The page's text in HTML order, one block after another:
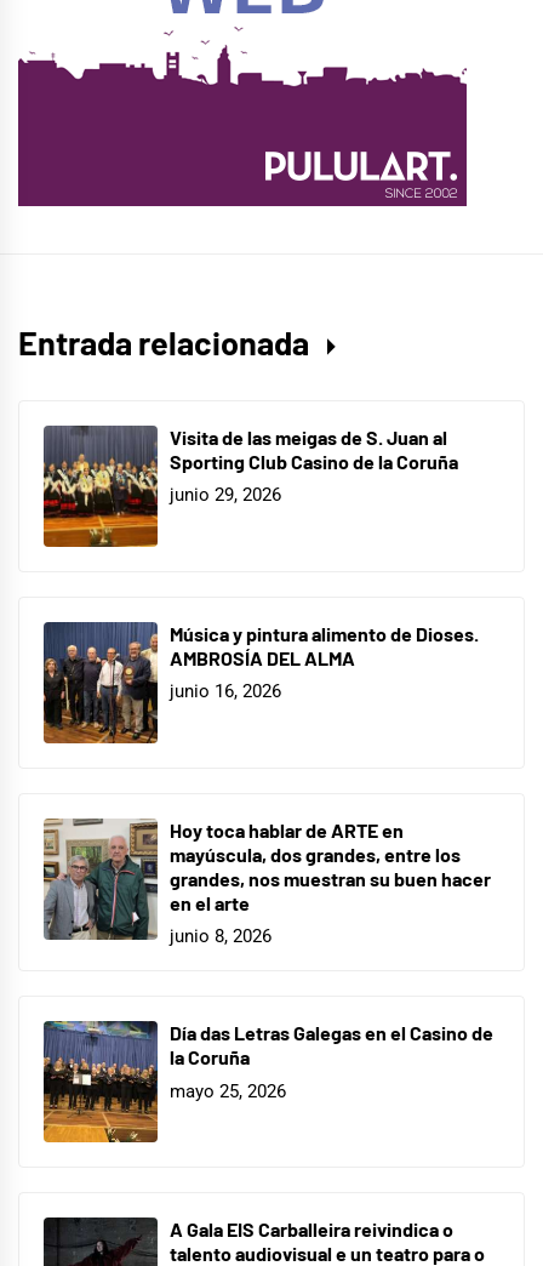
Entrada relacionada
Visita de las meigas de S. Juan al
Sporting Club Casino de la Coruña
junio 29, 2026
Música y pintura alimento de Dioses.
AMBROSÍA DEL ALMA
junio 16, 2026
Hoy toca hablar de ARTE en
mayúscula, dos grandes, entre los
grandes, nos muestran su buen hacer
en el arte
junio 8, 2026
Día das Letras Galegas en el Casino de
la Coruña
mayo 25, 2026
A Gala EIS Carballeira reivindica o
talento audiovisual e un teatro para o